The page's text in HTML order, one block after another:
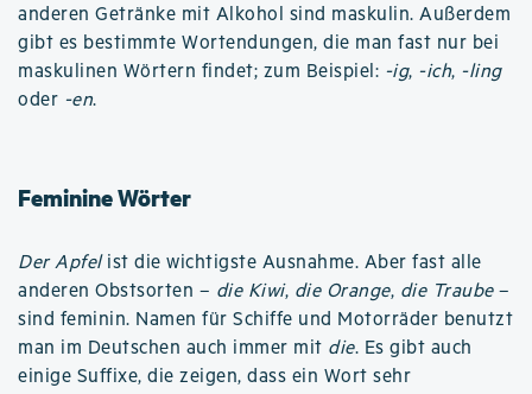
anderen Getränke mit Alkohol sind maskulin. Außerdem
gibt es bestimmte Wortendungen, die man fast nur bei
maskulinen Wörtern findet; zum Beispiel: -ig, -ich, -ling
oder -en.
Feminine Wörter
Der Apfelist die wichtigste Ausnahme. Aber fast alle
anderen Obstsorten – die Kiwi, die Orange, die Traube–
sind feminin. Namen für Schiffe und Motorräder benutzt
man im Deutschen auch immer mit die. Es gibt auch
einige Suffixe, die zeigen, dass ein Wort sehr